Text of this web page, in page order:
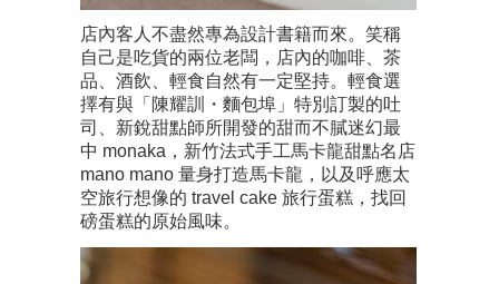
店內客人不盡然專為設計書籍而來。笑稱
自己是吃貨的兩位老闆，店內的咖啡、茶
品、酒飲、輕食自然有一定堅持。輕食選
擇有與「陳耀訓・麵包埠」特別訂製的吐
司、新銳甜點師所開發的甜而不膩迷幻最
中 monaka，新竹法式手工馬卡龍甜點名店
mano mano 量身打造馬卡龍，以及呼應太
空旅行想像的 travel cake 旅行蛋糕，找回
磅蛋糕的原始風味。